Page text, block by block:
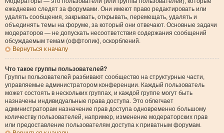
ежедневно следят за форумами. Они имеют право редактировать или
удалять сообщения, закрывать, открывать, перемещать, удалять и
объединять темы на форуме, за который они отвечают. Основные задачи
модераторов — не допускать несоответствия содержания сообщений
обсуждаемым темам (оффтопик), оскорблений.
Вернуться к началу
Что такое группы пользователей?
Группы пользователей разбивают сообщество на структурные части,
управляемые администратором конференции. Каждый пользователь
может состоять в нескольких группах, и каждой группе могут быть
назначены индивидуальные права доступа. Это облегчает
администраторам назначение прав доступа одновременно большому
количеству пользователей, например, изменение модераторских прав
или предоставление пользователям доступа к приватным форумам.